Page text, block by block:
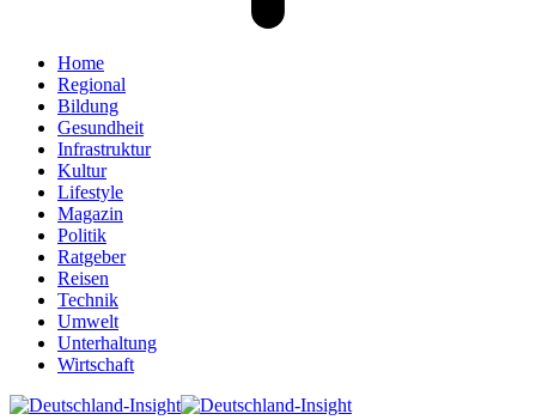
Home
Regional
Bildung
Gesundheit
Infrastruktur
Kultur
Lifestyle
Magazin
Politik
Ratgeber
Reisen
Technik
Umwelt
Unterhaltung
Wirtschaft